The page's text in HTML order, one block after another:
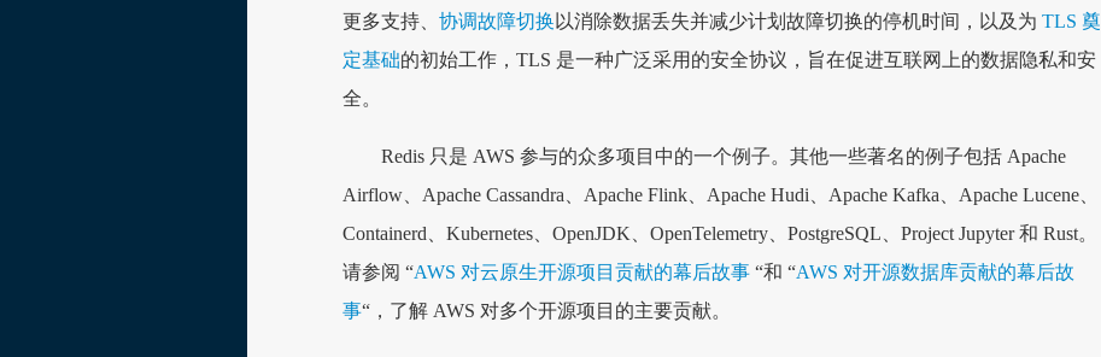
更多支持、 协调故障切换 以消除数据丢失并减少计划故障切换的停机时间，以及为 TLS 奠
定基础的初始工作，TLS 是一种广泛采用的安全协议，旨在促进互联网上的数据隐私和安
全。
Redis 只是 AWS 参与的众多项目中的一个例子。其他一些著名的例子包括 Apache
Airflow、Apache Cassandra、Apache Flink、Apache Hudi、Apache Kafka、Apache Lucene、
Containerd、Kubernetes、OpenJDK、OpenTelemetry、PostgreSQL、Project Jupyter 和 Rust。
请参阅 “AWS 对云原生开源项目贡献的幕后故事“和 “AWS 对开源数据库贡献的幕后故
事“，了解 AWS 对多个开源项目的主要贡献。